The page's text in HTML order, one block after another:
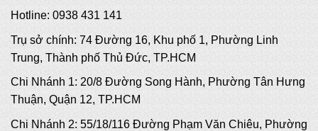
Hotline: 0938 431 141
Trụ sở chính: 74 Đường 16, Khu phố 1, Phường Linh
Trung, Thành phố Thủ Đức, TP.HCM
Chi Nhánh 1: 20/8 Đường Song Hành, Phường Tân Hưng
Thuận, Quận 12, TP.HCM
Chi Nhánh 2: 55/18/116 Đường Phạm Văn Chiêu, Phường